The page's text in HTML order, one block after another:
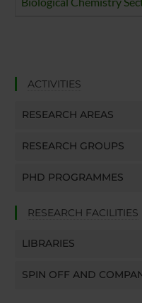
ACTIVITIES
RESEARCH AREAS
RESEARCH GROUPS
PHD PROGRAMMES
RESEARCH FACILITIES
LIBRARIES
SPIN OFF AND